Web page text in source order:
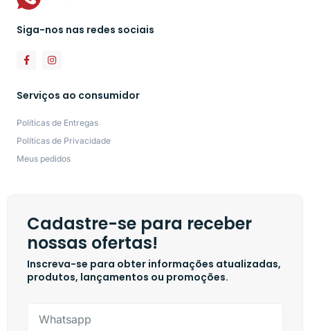
Siga-nos nas redes sociais
Serviços ao consumidor
Políticas de Entregas
Políticas de Privacidade
Meus pedidos
Cadastre-se para receber
nossas ofertas!
Inscreva-se para obter informações atualizadas,
produtos, lançamentos ou promoções.